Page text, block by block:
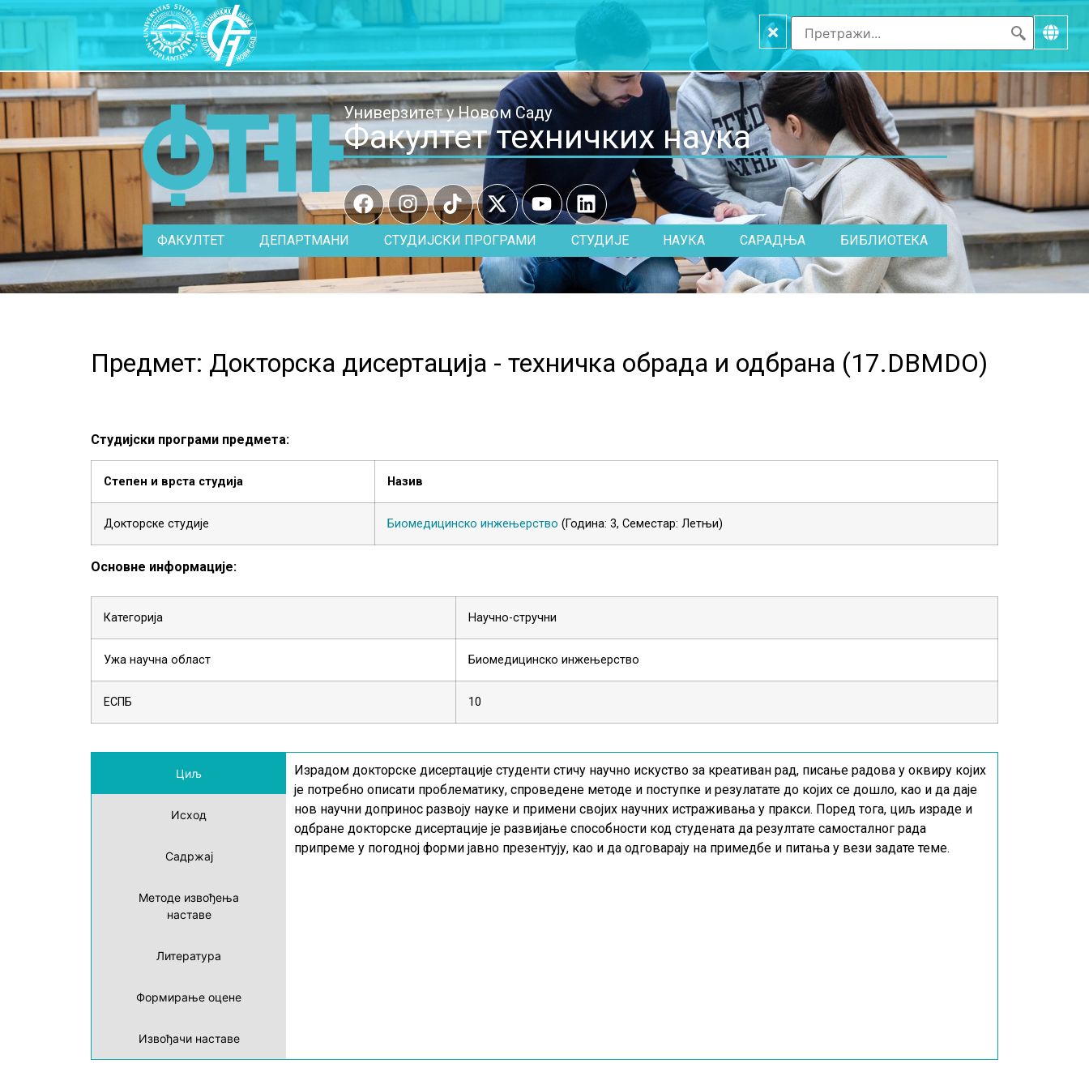
×
Универзитет у Новом Саду
Факултет техничких наука
ФАКУЛТЕТ ДЕПАРТМАНИ СТУДИЈСКИ ПРОГРАМИ СТУДИЈЕ НАУКА САРАДЊА БИБЛИОТЕКА
Предмет: Докторска дисертација - техничка обрада и одбрана (17.DBMDO)
Студијски програми предмета:
Степен и врста студија Назив
Докторске студије Биомедицинско инжењерство (Година: 3, Семестар: Летњи)
Основне информације:
Категорија Научно-стручни
Ужа научна област Биомедицинско инжењерство
ЕСПБ 10
Циљ
Исход
Садржај
Методе извођења
наставе
Литература
Формирање оцене
Извођачи наставе
Израдом докторске дисертације студенти стичу научно искуство за креативан рад, писање радова у оквиру којих
је потребно описати проблематику, спроведене методе и поступке и резулатате до којих се дошло, као и да даје
нов научни допринос развоју науке и примени својих научних истраживања у пракси. Поред тога, циљ израде и
одбране докторске дисертације је развијање способности код студената да резултате самосталног рада
припреме у погодној форми јавно презентују, као и да одговарају на примедбе и питања у вези задате теме.